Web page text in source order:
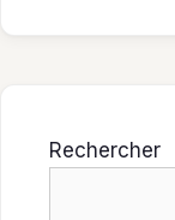
Rechercher